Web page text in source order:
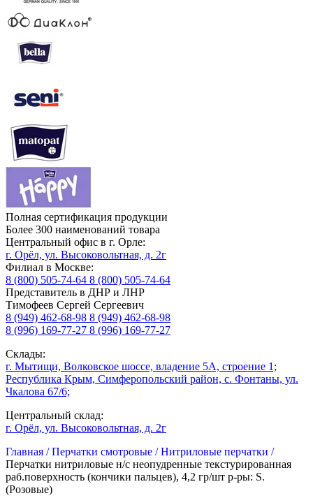
Полная сертификация продукции
Более 300 наименований товара
Центральный офис в г. Орле:
г. Орёл, ул. Высоковольтная, д. 2г
Филиал в Москве:
8 (800) 505-74-64 8 (800) 505-74-64
Представитель в ДНР и ЛНР
Тимофеев Сергей Сергеевич
8 (949) 462-68-98 8 (949) 462-68-98
8 (996) 169-77-27 8 (996) 169-77-27
Склады:
г. Мытищи, Волковское шоссе, владение 5А, строение 1;
Республика Крым, Симферопольский район, с. Фонтаны, ул.
Чкалова 67/6;
Центральный склад:
г. Орёл, ул. Высоковольтная, д. 2г
Главная /Перчатки смотровые /Нитриловые перчатки /
Перчатки нитриловые н/с неопудренные текстурированная
раб.поверхность (кончики пальцев), 4,2 гр/шт р-ры: S.
(Розовые)